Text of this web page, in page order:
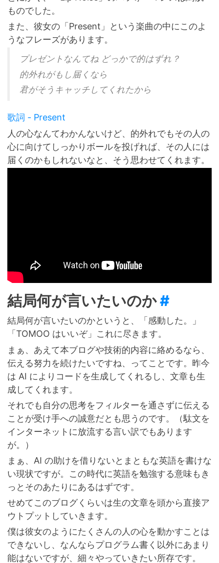
ものでした。
また、彼女の「Present」という楽曲の中にこのよ
うなフレーズがあります。
プレゼントなんてね どっかで的はずれ？
的外れがもし届くなら
君がそうキャッチしてくれたから
歌詞 - Present
人の心なんてわかんないけど、的外れでもその人の
心に向けてしっかりボールを投げれば、その人には
届くのかもしれないなと、そう思わせてくれます。
結局何が言いたいのか#
結局何が言いたいのかというと、「感動した。」
「TOMOO はいいぞ」これに尽きます。
まぁ、あえて本ブログや技術的内容に絡めるなら、
伝える努力を続けたいですね、ってことです。昨今
は AI によりコードを生成してくれるし、文章も生
成してくれます。
それでも自分の思考をフィルターを通さずに伝える
ことが受け手への誠意だとも思うのです。（駄文を
インターネットに放流する言い訳でもあります
が。）
まぁ、AI の助けを借りないとまともな英語を書けな
い現状ですが。この時代に英語を勉強する意味もき
っとそのあたりにあるはずです。
せめてこのブログくらいは生の文章を頭から直接ア
ウトプットしていきます。
僕は彼女のようにたくさんの人の心を動かすことは
できないし、なんならプログラム書く以外にあまり
能はないですが、細々やっていきたい所存です。